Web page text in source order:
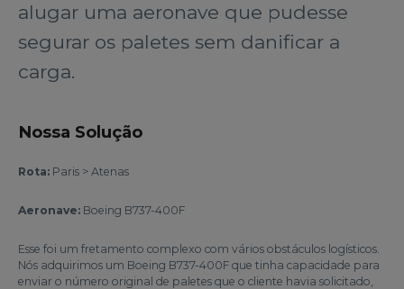
alugar uma aeronave que pudesse
segurar os paletes sem danificar a
carga.
Nossa Solução
Rota: Paris > Atenas
Aeronave: Boeing B737-400F
Esse foi um fretamento complexo com vários obstáculos logísticos.
Nós adquirimos um Boeing B737-400F que tinha capacidade para
enviar o número original de paletes que o cliente havia solicitado,